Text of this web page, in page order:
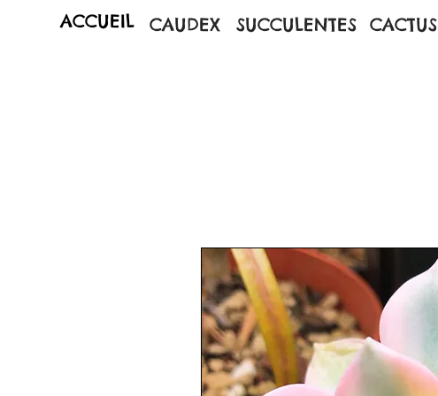
ACCUEIL CAUDEX SUCCULENTES CACTUS